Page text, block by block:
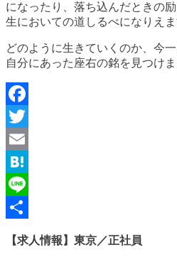
になったり、落ち込んだときの
生においての道しるべになりえま
どのように生きていくのか、今
自分にあった座右の銘を見つけま
Facebook
Twitter
Email
Hatena
Line
【求人情報】東京／正社員